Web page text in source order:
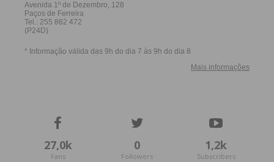
27,0k
Fans
0
Followers
1,2k
Subscribers